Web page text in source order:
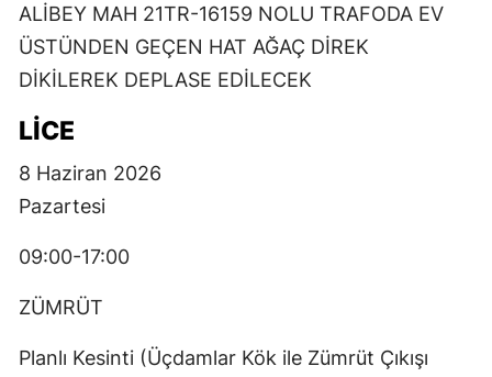
ALİBEY MAH 21TR-16159 NOLU TRAFODA EV
ÜSTÜNDEN GEÇEN HAT AĞAÇ DİREK
DİKİLEREK DEPLASE EDİLECEK
LİCE
8 Haziran 2026
Pazartesi
09:00-17:00
ZÜMRÜT
Planlı Kesinti (Üçdamlar Kök ile Zümrüt Çıkışı